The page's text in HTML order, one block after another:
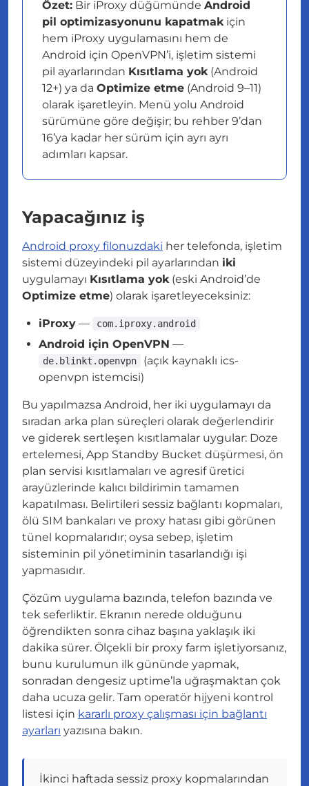
Özet: Bir iProxy düğümünde Android
pil optimizasyonunu kapatmakiçin
hem iProxy uygulamasını hem de
Android için OpenVPN’i, işletim sistemi
pil ayarlarından Kısıtlama yok(Android
12+) ya da Optimize etme (Android 9–11)
olarak işaretleyin. Menü yolu Android
sürümüne göre değişir; bu rehber 9’dan
16’ya kadar her sürüm için ayrı ayrı
adımları kapsar.
Yapacağınız iş
Android proxy filonuzdaki her telefonda, işletim
sistemi düzeyindeki pil ayarlarından iki
uygulamayı Kısıtlama yok(eski Android’de
Optimize etme) olarak işaretleyeceksiniz:
iProxy — com.iproxy.android
Android için OpenVPN —
de.blinkt.openvpn
(açık kaynaklı ics-
openvpn istemcisi)
Bu yapılmazsa Android, her iki uygulamayı da
sıradan arka plan süreçleri olarak değerlendirir
ve giderek sertleşen kısıtlamalar uygular: Doze
ertelemesi, App Standby Bucket düşürmesi, ön
plan servisi kısıtlamaları ve agresif üretici
arayüzlerinde kalıcı bildirimin tamamen
kapatılması. Belirtileri sessiz bağlantı kopmaları,
ölü SIM bankaları ve proxy hatası gibi görünen
tünel kopmalarıdır; oysa sebep, işletim
sisteminin pil yönetiminin tasarlandığı işi
yapmasıdır.
Çözüm uygulama bazında, telefon bazında ve
tek seferliktir. Ekranın nerede olduğunu
öğrendikten sonra cihaz başına yaklaşık iki
dakika sürer. Ölçekli bir proxy farm işletiyorsanız,
bunu kurulumun ilk gününde yapmak,
sonradan dengesiz uptime’la uğraşmaktan çok
daha ucuza gelir. Tam operatör hijyeni kontrol
listesi için kararlı proxy çalışması için bağlantı
ayarları yazısına bakın.
İkinci haftada sessiz proxy kopmalarından